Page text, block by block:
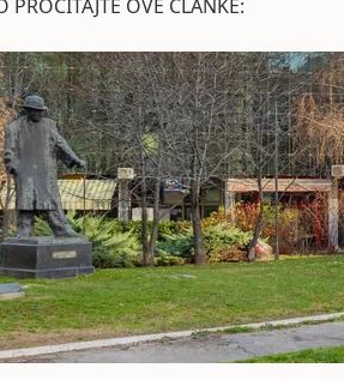
PROČITAJTE OVE ČLANKE: